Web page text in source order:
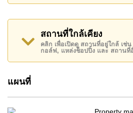
ทางไปชายหาดได้ง่าย, ไกล้เคียง
สี่ภาคพัทยา, พัทยาปาร์ค , เอเชีย
รพ.กรุงเทพจอมเทียน, โรงพยาบาล
อสังหาริมทรัพย์นี้มีไว้สำหรับขาย
บาท คิดเป็น ฿ 75,000 บาทต่อตาร
โฉนดที่ดินของอสังหาริมทรัพย์นี้อ
ค้นพบโอกาสในการทำให้ที่อยู่อาศั
สถานที่ใกล้เคียง
คลิก เพื่อเปิดดู สถานที่อยู่ใกล้ เช่
กอล์ฟ, แหล่งช็อปปิ้ง และ สถานที่
แผนที่